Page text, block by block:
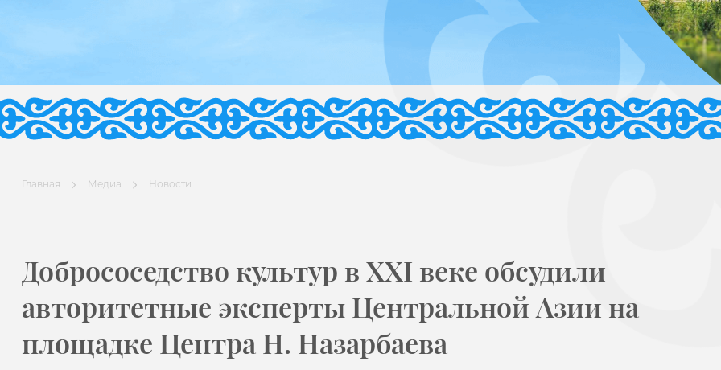
Главная Медиа Новости
Добрососедство культур в XXI веке обсудили
авторитетные эксперты Центральной Азии на
площадке Центра Н. Назарбаева